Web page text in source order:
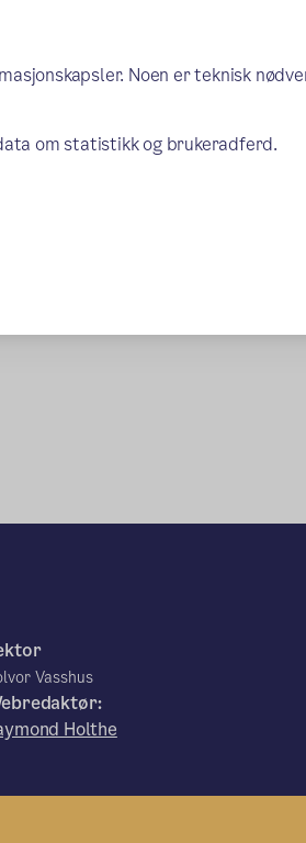
Noen er teknisk
om statistikk og brukeradferd.
Vasshus
Holthe